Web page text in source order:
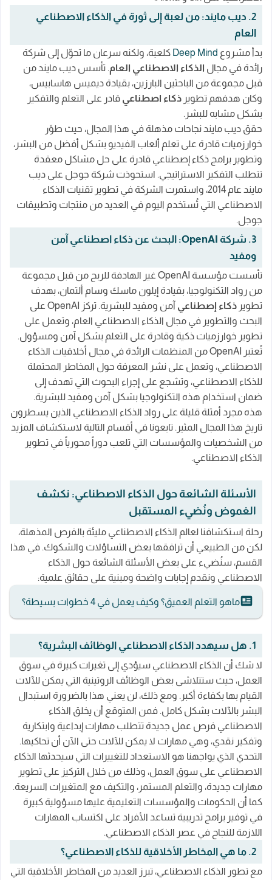
2. ديب مايند: من لعبة إلى ثورة في الذكاء الاصطناعي
العام
بدأ مشروع Deep Mind كلعبة، ولكنه سرعان ما تحوّل إلى شركة
رائدة في مجال الذكاء الاصطناعي العام. تأسس ديب مايند من
قبل مجموعة من الباحثين البارزين، بقيادة ديميس هاسابيس،
وكان هدفهم تطوير ذكاء اصطناعي قادر على التعلم والتفكير
بشكل مشابه للبشر.
حقق ديب مايند نجاحات مذهلة في هذا المجال، حيث طوّر
خوارزميات قادرة على تعلم ألعاب الفيديو بشكل أفضل من البشر،
وتطوير برامج ذكاء إصطناعي قادرة على حل مشاكل معقدة
تتطلب التفكير الاستراتيجي. استحوذت شركة جوجل على ديب
مايند عام 2014، واستمرت الشركة في تطوير تقنيات الذكاء
الاصطناعي التي تُستخدم اليوم في العديد من منتجات وتطبيقات
جوجل.
3. شركة OpenAI: البحث عن ذكاء اصطناعي آمن
ومفيد
تأسست مؤسسة OpenAI غير الهادفة للربح من قبل مجموعة
من رواد التكنولوجيا، بقيادة إيلون ماسك وسام ألتمان، بهدف
تطوير ذكاء إصطناعي
آمن ومفيد للبشرية. تركز OpenAI على
البحث والتطوير في مجال الذكاء الاصطناعي العام، وتعمل على
تطوير خوارزميات ذكية وقادرة على التعلم بشكل آمن ومسؤول.
تُعتبر OpenAI من المنظمات الرائدة في مجال أخلاقيات الذكاء
الاصطناعي، وتعمل على نشر المعرفة حول المخاطر المحتملة
للذكاء الاصطناعي، وتشجع على إجراء البحوث التي تهدف إلى
ضمان استخدام هذه التكنولوجيا بشكل آمن ومفيد للبشرية.
هذه مجرد أمثلة قليلة على رواد الذكاء الاصطناعي الذين يسطرون
تاريخ هذا المجال المثير. تابعونا في أقسام التالية لاستكشاف المزيد
من الشخصيات والمؤسسات التي تلعب دوراً محورياً في تطوير
الذكاء الاصطناعي.
الأسئلة الشائعة حول الذكاء الاصطناعي: نكشف
الغموض ونُضيء المستقبل
رحلة استكشافنا لعالم الذكاء الاصطناعي مليئة بالفرص المذهلة،
لكن من الطبيعي أن ترافقها بعض التساؤلات والشكوك. في هذا
القسم، سنُضيء على بعض الأسئلة الشائعة حول الذكاء
الاصطناعي ونقدم إجابات واضحة ومبنية على حقائق علمية:
ماهو التعلم العميق؟ وكيف يعمل في 4 خطوات بسيطة؟
1. هل سيهدد الذكاء الاصطناعي الوظائف البشرية؟
لا شك أن الذكاء الاصطناعي سيؤدي إلى تغيرات كبيرة في سوق
العمل، حيث ستتلاشى بعض الوظائف الروتينية التي يمكن للآلات
القيام بها بكفاءة أكبر. ومع ذلك، لن يعني هذا بالضرورة استبدال
البشر بالآلات بشكل كامل. فمن المتوقع أن يخلق الذكاء
الاصطناعي فرص عمل جديدة تتطلب مهارات إبداعية وابتكارية
وتفكير نقدي، وهي مهارات لا يمكن للآلات حتى الآن أن تحاكيها.
التحدي الذي يواجهنا هو الاستعداد للتغييرات التي سيحدثها الذكاء
الاصطناعي على سوق العمل، وذلك من خلال التركيز على تطوير
مهارات جديدة، والتعلم المستمر، والتكيف مع المتغيرات السريعة.
كما أن الحكومات والمؤسسات التعليمية عليها مسؤولية كبيرة
في توفير برامج تدريبية تساعد الأفراد على اكتساب المهارات
اللازمة للنجاح في عصر الذكاء الاصطناعي.
2. ما هي المخاطر الأخلاقية للذكاء الاصطناعي؟
مع تطور الذكاء الاصطناعي، تبرز العديد من المخاطر الأخلاقية التي